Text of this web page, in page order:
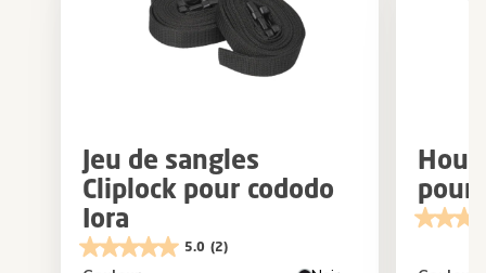
Jeu de sangles
Cliplock pour cododo
Iora
5.0 (2)
pour